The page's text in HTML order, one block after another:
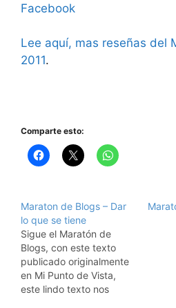
Facebook
Lee aquí, mas reseñas del
2011.
Comparte esto:
Maraton de Blogs – Dar
lo que se tiene
Sigue el Maratón de
Blogs, con este texto
publicado originalmente
en Mi Punto de Vista,
este lindo texto nos